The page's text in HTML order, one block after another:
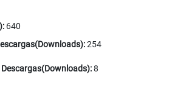
640
254
Descargas(Downloads):8